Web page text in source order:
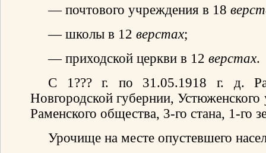
— почтового учреждения в 18
— школы в 12 верстах;
— приходской церкви в 12 верстах.
С 1??? г. по 31.05.1918 г. д.
Новгородской губернии,
Раменского общества, 3-го стана, 1-го
Урочище на месте опустевшего